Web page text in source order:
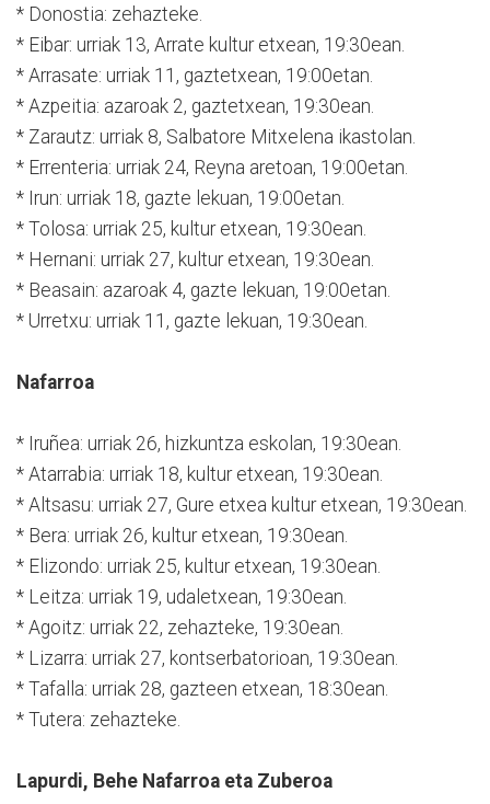
* Donostia: zehazteke.
* Eibar: urriak 13, Arrate kultur etxean, 19:30ean.
* Arrasate: urriak 11, gaztetxean, 19:00etan.
* Azpeitia: azaroak 2, gaztetxean, 19:30ean.
* Zarautz: urriak 8, Salbatore Mitxelena ikastolan.
* Errenteria: urriak 24, Reyna aretoan, 19:00etan.
* Irun: urriak 18, gazte lekuan, 19:00etan.
* Tolosa: urriak 25, kultur etxean, 19:30ean.
* Hernani: urriak 27, kultur etxean, 19:30ean.
* Beasain: azaroak 4, gazte lekuan, 19:00etan.
* Urretxu: urriak 11, gazte lekuan, 19:30ean.
Nafarroa
* Iruñea: urriak 26, hizkuntza eskolan, 19:30ean.
* Atarrabia: urriak 18, kultur etxean, 19:30ean.
* Altsasu: urriak 27, Gure etxea kultur etxean, 19:30ean.
* Bera: urriak 26, kultur etxean, 19:30ean.
* Elizondo: urriak 25, kultur etxean, 19:30ean.
* Leitza: urriak 19, udaletxean, 19:30ean.
* Agoitz: urriak 22, zehazteke, 19:30ean.
* Lizarra: urriak 27, kontserbatorioan, 19:30ean.
* Tafalla: urriak 28, gazteen etxean, 18:30ean.
* Tutera: zehazteke.
Lapurdi, Behe Nafarroa eta Zuberoa